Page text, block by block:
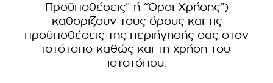
Προϋποθέσεις” ή “Όροι Χρήσης”)
καθορίζουν τους όρους και τις
προϋποθέσεις της περιήγησής σας στον
ιστότοπο καθώς και τη χρήση του
ιστοτόπου.